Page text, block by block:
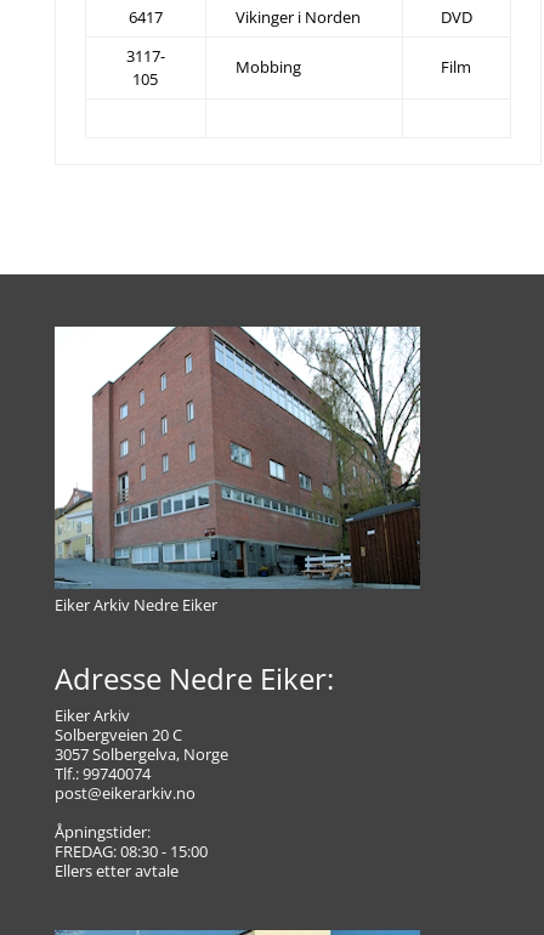
6417 Vikinger i Norden
DVD
3117-
105
Mobbing Film
Eiker Arkiv Nedre Eiker
Adresse Nedre Eiker:
Eiker Arkiv
Solbergveien 20 C
3057 Solbergelva, Norge
Tlf.: 99740074
post@eikerarkiv.no
Åpningstider:
FREDAG: 08:30 - 15:00
Ellers etter avtale